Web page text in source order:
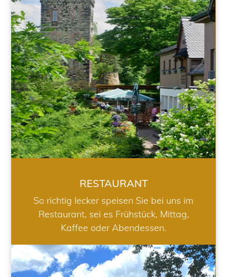
RESTAURANT
RESTAURANT
So richtig lecker speisen Sie bei uns im
Restaurant, sei es Frühstück, Mittag,
Kaffee oder Abendessen.